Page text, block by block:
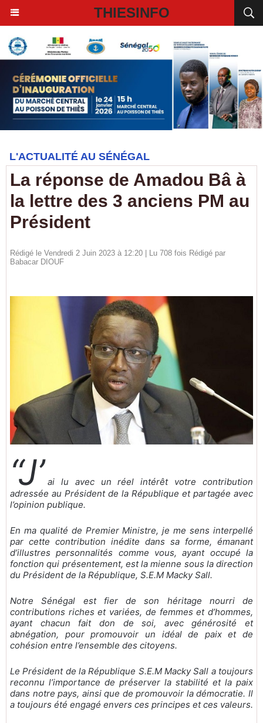
THIESINFO
L'ACTUALITÉ AU SÉNÉGAL
La réponse de Amadou Bâ à
la lettre des 3 anciens PM au
Président
Rédigé le Vendredi 2 Juin 2023 à 12:20 | Lu 708 fois Rédigé par
Babacar DIOUF
“J’ ai lu avec un réel intérêt votre contribution
adressée au Président de la République et partagée avec
l’opinion publique.
En ma qualité de Premier Ministre, je me sens interpellé
par cette contribution inédite dans sa forme, émanant
d’illustres personnalités comme vous, ayant occupé la
fonction qui présentement, est la mienne sous la direction
du Président de la République, S.E.M Macky Sall.
Notre Sénégal est fier de son héritage nourri de
contributions riches et variées, de femmes et d’hommes,
ayant chacun fait don de soi, avec générosité et
abnégation, pour promouvoir un idéal de paix et de
cohésion entre l’ensemble des citoyens.
Le Président de la République S.E.M Macky Sall a toujours
reconnu l’importance de préserver la stabilité et la paix
dans notre pays, ainsi que de promouvoir la démocratie. Il
a toujours été engagé envers ces principes et ces valeurs.